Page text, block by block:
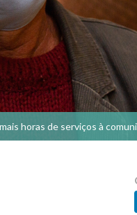
horas de serviços à